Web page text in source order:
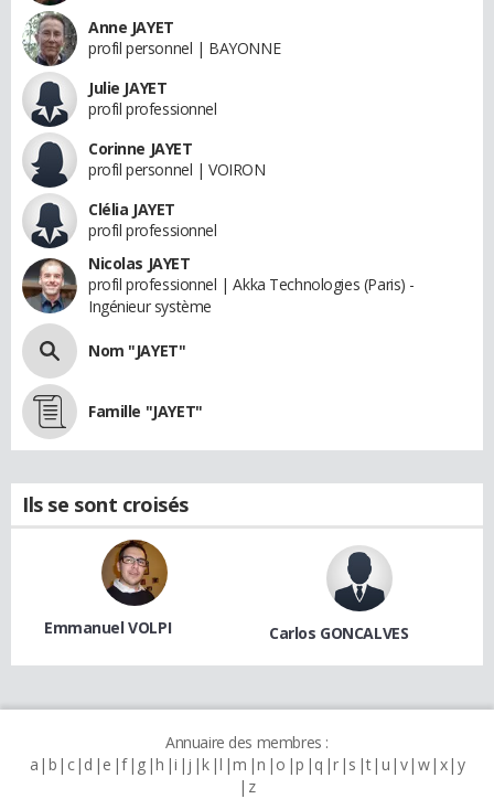
Anne JAYET
profil personnel | BAYONNE
Julie JAYET
profil professionnel
Corinne JAYET
profil personnel | VOIRON
Clélia JAYET
profil professionnel
Nicolas JAYET
profil professionnel | Akka Technologies (Paris) -
Ingénieur système
Nom "JAYET"
Famille "JAYET"
Ils se sont croisés
Emmanuel VOLPI Carlos GONCALVES
Annuaire des membres :
a b c d e f g h i j k l m n o p q r s t u v w x y
z